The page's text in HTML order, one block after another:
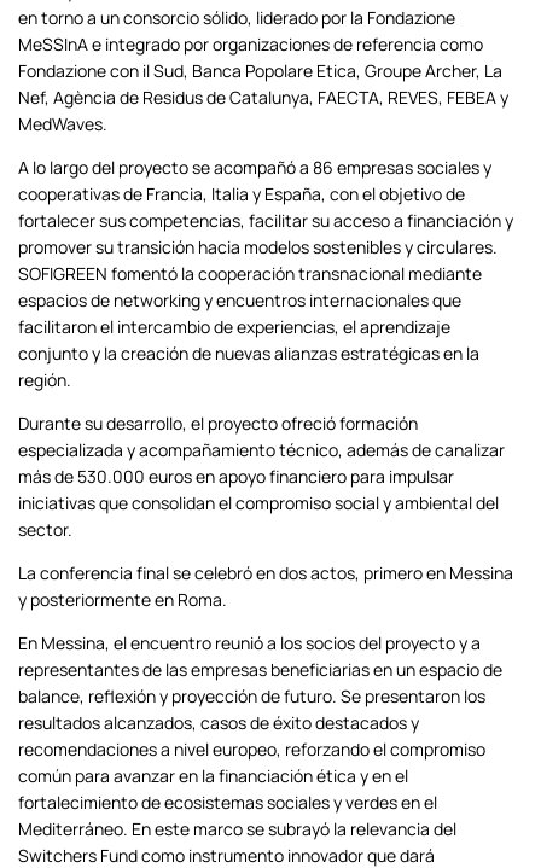
en torno a un consorcio sólido, liderado por la Fondazione
MeSSInA e integrado por organizaciones de referencia como
Fondazione con il Sud, Banca Popolare Etica, Groupe Archer, La
Nef, Agència de Residus de Catalunya, FAECTA, REVES, FEBEA y
MedWaves.
A lo largo del proyecto se acompañó a 86 empresas sociales y
cooperativas de Francia, Italia y España, con el objetivo de
fortalecer sus competencias, facilitar su acceso a financiación y
promover su transición hacia modelos sostenibles y circulares.
SOFIGREEN fomentó la cooperación transnacional mediante
espacios de networking y encuentros internacionales que
facilitaron el intercambio de experiencias, el aprendizaje
conjunto y la creación de nuevas alianzas estratégicas en la
región.
Durante su desarrollo, el proyecto ofreció formación
especializada y acompañamiento técnico, además de canalizar
más de 530.000 euros en apoyo financiero para impulsar
iniciativas que consolidan el compromiso social y ambiental del
sector.
La conferencia final se celebró en dos actos, primero en Messina
y posteriormente en Roma.
En Messina, el encuentro reunió a los socios del proyecto y a
representantes de las empresas beneficiarias en un espacio de
balance, reflexión y proyección de futuro. Se presentaron los
resultados alcanzados, casos de éxito destacados y
recomendaciones a nivel europeo, reforzando el compromiso
común para avanzar en la financiación ética y en el
fortalecimiento de ecosistemas sociales y verdes en el
Mediterráneo. En este marco se subrayó la relevancia del
Switchers Fund como instrumento innovador que dará